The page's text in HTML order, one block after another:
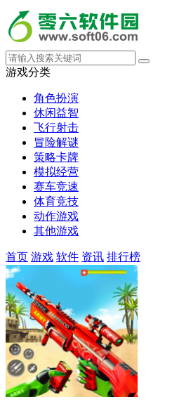
游戏分类
角色扮演
休闲益智
飞行射击
冒险解谜
策略卡牌
模拟经营
赛车竞速
体育竞技
动作游戏
其他游戏
首页 游戏 软件 资讯 排行榜